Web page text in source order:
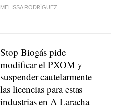
MELISSA RODRÍGUEZ
Stop Biogás pide
modificar el PXOM y
suspender cautelarmente
las licencias para estas
industrias en A Laracha